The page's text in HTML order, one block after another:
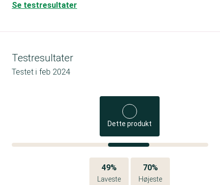
Se testresultater
Testresultater
Testet i feb 2024
Dette produkt
49%
Laveste
70%
Højeste